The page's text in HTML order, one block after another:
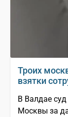
Троих
взятки
В Валдае
Москвы за